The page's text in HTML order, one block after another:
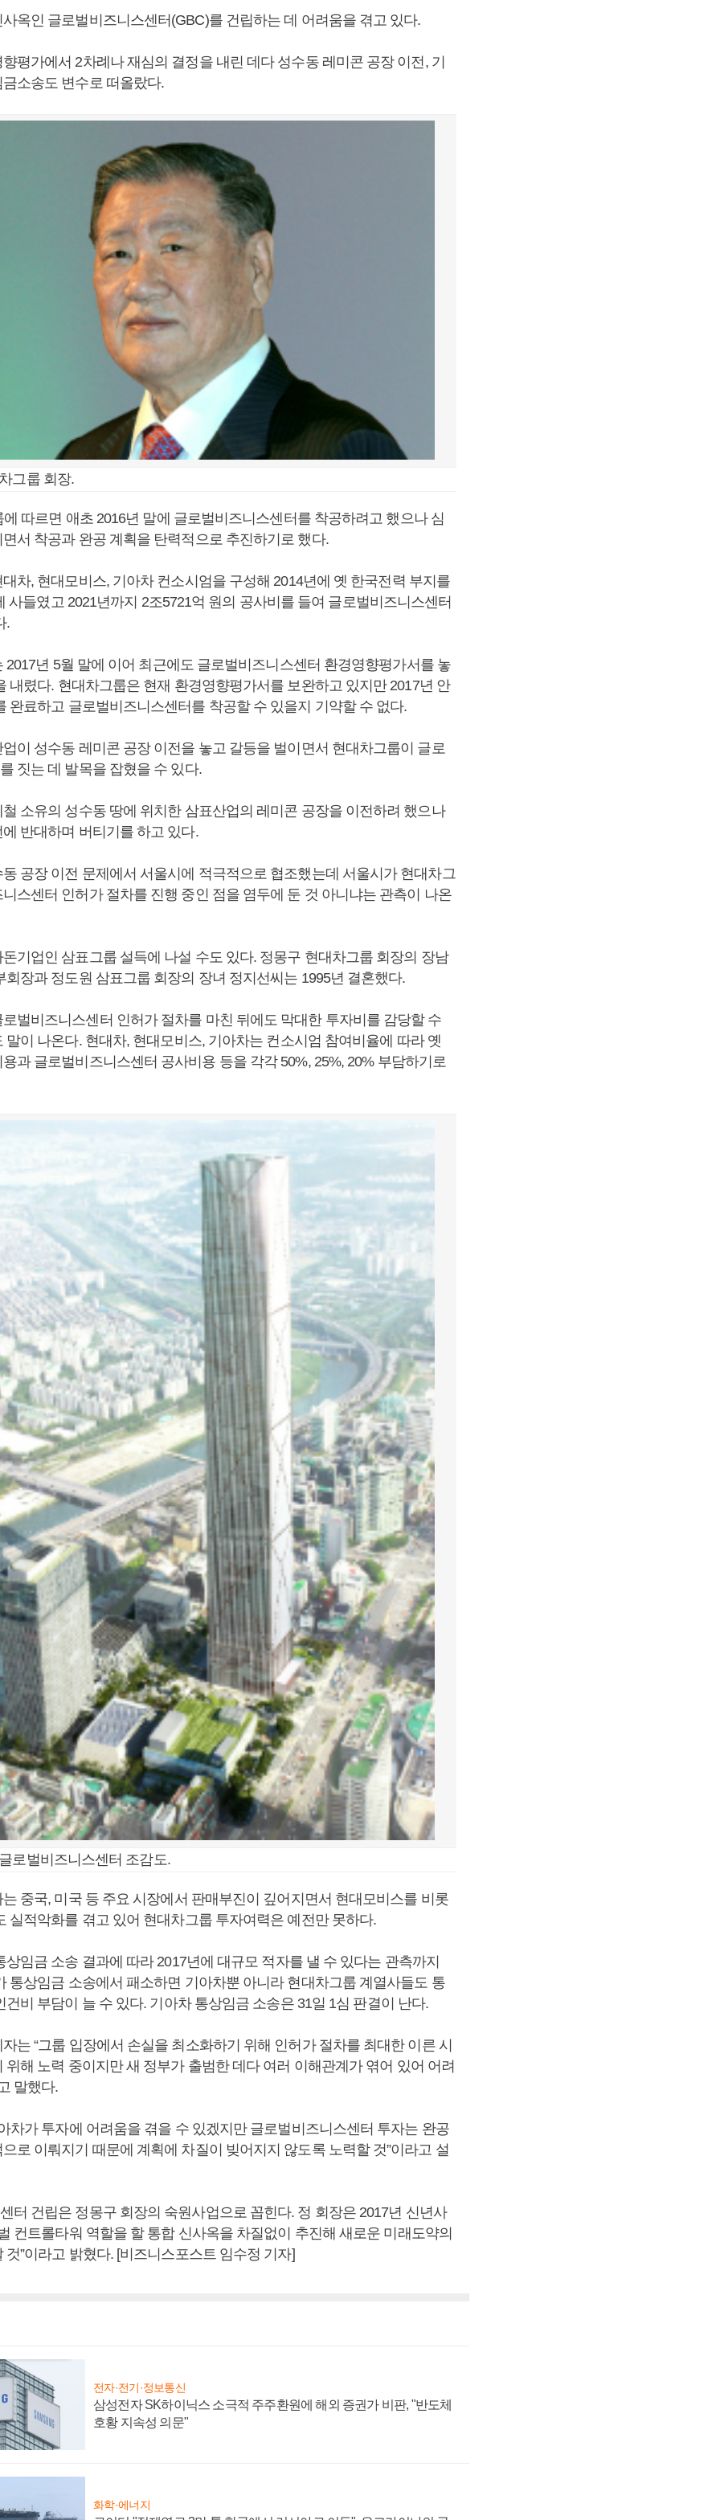
옥인 글로벌비즈니스센터(GBC)를 건립하는 데 어려움을 겪고 있다.
평가에서 2차례나 재심의 결정을 내린 데다 성수동 레미콘 공장 이전, 기
소송도 변수로 떠올랐다.
그룹 회장.
따르면 애초 2016년 말에 글로벌비즈니스센터를 착공하려고 했으나 심
서 착공과 완공 계획을 탄력적으로 추진하기로 했다.
차, 현대모비스, 기아차 컨소시엄을 구성해 2014년에 옛 한국전력 부지를
사들였고 2021년까지 2조5721억 원의 공사비를 들여 글로벌비즈니스센터
.
2017년 5월 말에 이어 최근에도 글로벌비즈니스센터 환경영향평가서를 놓
내렸다. 현대차그룹은 현재 환경영향평가서를 보완하고 있지만 2017년 안
완료하고 글로벌비즈니스센터를 착공할 수 있을지 기약할 수 없다.
이 성수동 레미콘 공장 이전을 놓고 갈등을 벌이면서 현대차그룹이 글로
짓는 데 발목을 잡혔을 수 있다.
소유의 성수동 땅에 위치한 삼표산업의 레미콘 공장을 이전하려 했으나
반대하며 버티기를 하고 있다.
공장 이전 문제에서 서울시에 적극적으로 협조했는데 서울시가 현대차그
스센터 인허가 절차를 진행 중인 점을 염두에 둔 것 아니냐는 관측이 나온
기업인 삼표그룹 설득에 나설 수도 있다. 정몽구 현대차그룹 회장의 장남
회장과 정도원 삼표그룹 회장의 장녀 정지선씨는 1995년 결혼했다.
벌비즈니스센터 인허가 절차를 마친 뒤에도 막대한 투자비를 감당할 수
말이 나온다. 현대차, 현대모비스, 기아차는 컨소시엄 참여비율에 따라 옛
과 글로벌비즈니스센터 공사비용 등을 각각 50%, 25%, 20% 부담하기로
로벌비즈니스센터 조감도.
중국, 미국 등 주요 시장에서 판매부진이 깊어지면서 현대모비스를 비롯
실적악화를 겪고 있어 현대차그룹 투자여력은 예전만 못하다.
상임금 소송 결과에 따라 2017년에 대규모 적자를 낼 수 있다는 관측까지
통상임금 소송에서 패소하면 기아차뿐 아니라 현대차그룹 계열사들도 통
건비 부담이 늘 수 있다. 기아차 통상임금 소송은 31일 1심 판결이 난다.
는 “그룹 입장에서 손실을 최소화하기 위해 인허가 절차를 최대한 이른 시
위해 노력 중이지만 새 정부가 출범한 데다 여러 이해관계가 엮어 있어 어려
말했다.
차가 투자에 어려움을 겪을 수 있겠지만 글로벌비즈니스센터 투자는 완공
로 이뤄지기 때문에 계획에 차질이 빚어지지 않도록 노력할 것”이라고 설
터 건립은 정몽구 회장의 숙원사업으로 꼽힌다. 정 회장은 2017년 신년사
컨트롤타워 역할을 할 통합 신사옥을 차질없이 추진해 새로운 미래도약의
것”이라고 밝혔다. [비즈니스포스트 임수정 기자]
전자·전기·정보통신
삼성전자 SK하이닉스 소극적 주주환원에 해외 증권가 비판, "반도체
호황 지속성 의문"
화학·에너지